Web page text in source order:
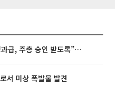
김정관 장관 “반도체 성과급, 주총 승인 받도록”…상법·자본시장법 개정 시사
서 미상 폭발물 발견